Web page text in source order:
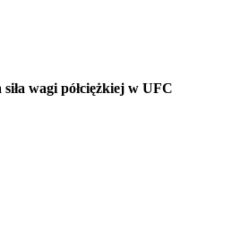
wagi półciężkiej w UFC